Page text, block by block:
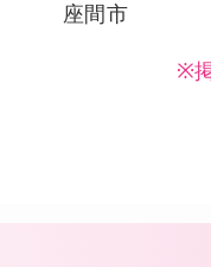
座間市
※